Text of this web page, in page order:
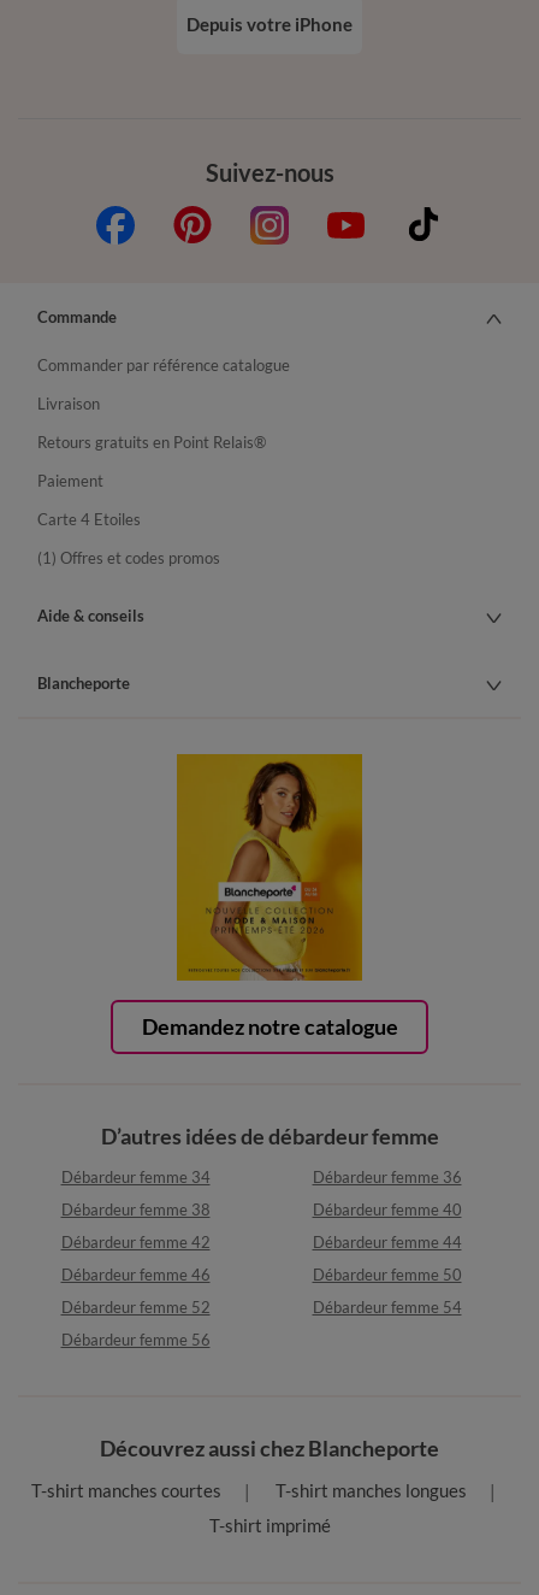
Suivez-nous
Depuis votre iPhone
Demandez notre catalogue
Commande
Commander par référence catalogue
Livraison
Retours gratuits en Point Relais®
Paiement
Carte 4 Etoiles
(1) Offres et codes promos
Aide & conseils
Blancheporte
D’autres idées de débardeur femme
Débardeur femme 34
Débardeur femme 36
Débardeur femme 38
Débardeur femme 40
Débardeur femme 42
Débardeur femme 44
Débardeur femme 46
Débardeur femme 50
Débardeur femme 52
Débardeur femme 54
Débardeur femme 56
Découvrez aussi chez Blancheporte
T-shirt manches courtes
T-shirt manches longues
T-shirt imprimé